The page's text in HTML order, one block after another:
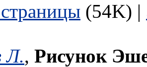
(54K) |
Л., Рисунок